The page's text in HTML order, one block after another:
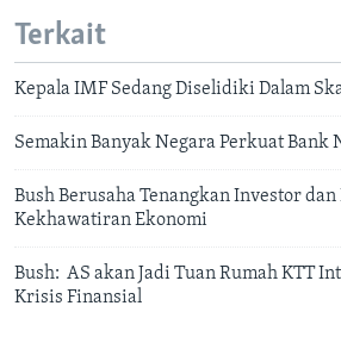
Terkait
Kepala IMF Sedang Diselidiki Dalam
Semakin Banyak Negara Perkuat Bank
Bush Berusaha Tenangkan Investor dan
Kekhawatiran Ekonomi
Bush: AS akan Jadi Tuan Rumah KTT
Krisis Finansial